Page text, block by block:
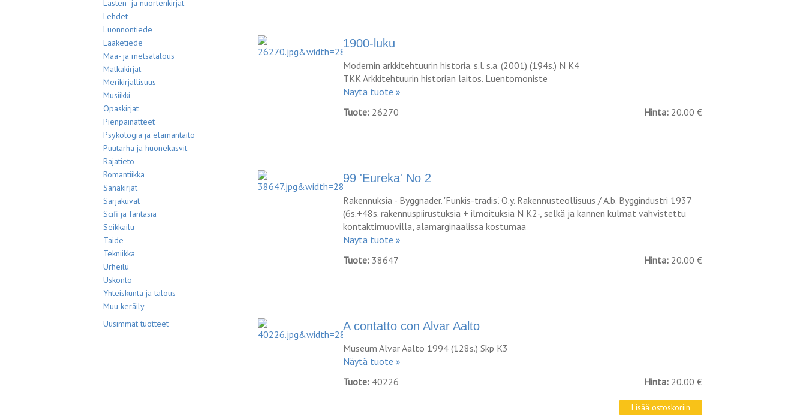
1900-luku
Modernin arkkitehtuurin historia. s.l. s.a. (2001) (194s.) N K4
TKK Arkkitehtuurin historian laitos. Luentomoniste
Näytä tuote »
Tuote: 26270 Hinta: 20.00 €
99 'Eureka' No 2
Rakennuksia - Byggnader. 'Funkis-tradis'. O.y. Rakennusteollisuus / A.b. Byggindustri 1937
(6s.+48s. rakennuspiirustuksia + ilmoituksia N K2-, selkä ja kannen kulmat vahvistettu
kontaktimuovilla, alamarginaalissa kostumaa
Näytä tuote »
Tuote: 38647 Hinta: 20.00 €
A contatto con Alvar Aalto
Museum Alvar Aalto 1994 (128s.) Skp K3
Näytä tuote »
Tuote: 40226 Hinta: 20.00 €
Lasten- ja nuortenkirjat
Lehdet
Luonnontiede
Lääketiede
Maa- ja metsätalous
Matkakirjat
Merikirjallisuus
Musiikki
Opaskirjat
Pienpainatteet
Psykologia ja elämäntaito
Puutarha ja huonekasvit
Rajatieto
Romantiikka
Sanakirjat
Sarjakuvat
Scifi ja fantasia
Seikkailu
Taide
Tekniikka
Urheilu
Uskonto
Yhteiskunta ja talous
Muu keräily
Uusimmat tuotteet